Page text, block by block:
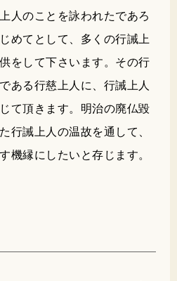
人のことを詠われたであろ
めてとして、多くの行誡上
をして下さいます。その行
ある行慈上人に、行誡上人
て頂きます。明治の廃仏毀
行誡上人の温故を通して、
機縁にしたいと存じます。